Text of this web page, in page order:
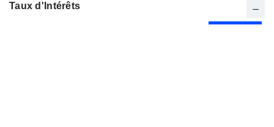
Taux d'Intérêts